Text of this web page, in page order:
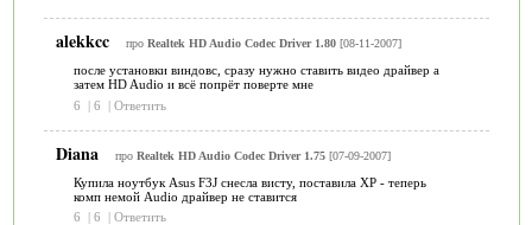
alekkcc про Realtek HD Audio Codec Driver 1.80[08-11-2007]
после установки виндовс, сразу нужно ставить видео драйвер а
затем HD Audio и всё попрёт поверте мне
6
| 6 | Ответить
Diana про Realtek HD Audio Codec Driver 1.75[07-09-2007]
Купила ноутбук Аsus F3J снесла висту, поставила ХР - теперь
комп немой Audio драйвер не ставится
6
| 6 | Ответить